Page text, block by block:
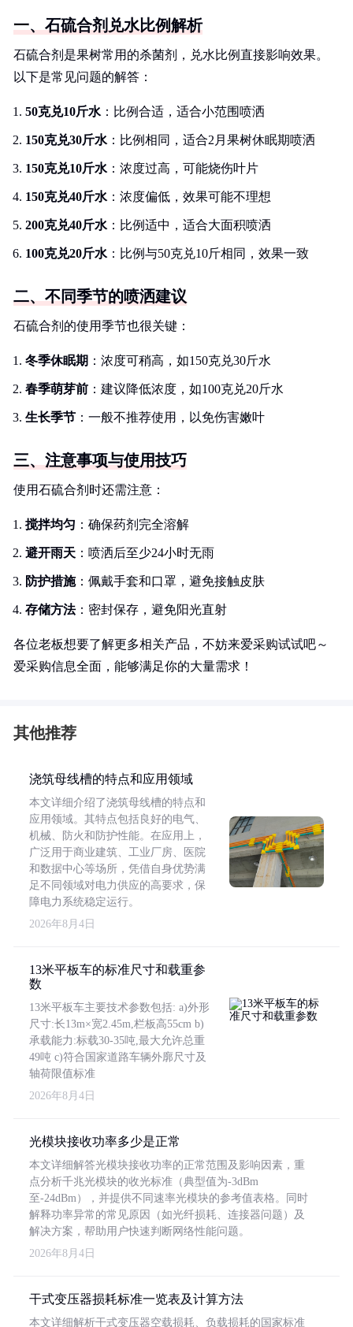
一、石硫合剂兑水比例解析
石硫合剂是果树常用的杀菌剂，兑水比例直接影响效果。
以下是常见问题的解答：
50克兑10斤水 ：比例合适，适合小范围喷洒
150克兑30斤水 ：比例相同，适合2月果树休眠期喷洒
150克兑10斤水 ：浓度过高，可能烧伤叶片
150克兑40斤水 ：浓度偏低，效果可能不理想
200克兑40斤水 ：比例适中，适合大面积喷洒
100克兑20斤水 ：比例与50克兑10斤相同，效果一致
二、不同季节的喷洒建议
石硫合剂的使用季节也很关键：
冬季休眠期 ：浓度可稍高，如150克兑30斤水
春季萌芽前 ：建议降低浓度，如100克兑20斤水
生长季节 ：一般不推荐使用，以免伤害嫩叶
三、注意事项与使用技巧
使用石硫合剂时还需注意：
搅拌均匀 ：确保药剂完全溶解
避开雨天 ：喷洒后至少24小时无雨
防护措施：佩戴手套和口罩，避免接触皮肤
存储方法：密封保存，避免阳光直射
各位老板想要了解更多相关产品，不妨来爱采购试试吧～
爱采购信息全面，能够满足你的大量需求！
其他推荐
浇筑母线槽的特点和应用领域
本文详细介绍了浇筑母线槽的特点和
应用领域。其特点包括良好的电气、
机械、防火和防护性能。在应用上，
广泛用于商业建筑、工业厂房、医院
和数据中心等场所，凭借自身优势满
足不同领域对电力供应的高要求，保
障电力系统稳定运行。
2026年8月4日
13米平板车的标准尺寸和载重参
数
13米平板车主要技术参数包括: a)外形
尺寸:长13m×宽2.45m,栏板高55cm b)
承载能力:标载30-35吨,最大允许总重
49吨 c)符合国家道路车辆外廓尺寸及
轴荷限值标准
2026年8月4日
光模块接收功率多少是正常
本文详细解答光模块接收功率的正常范围及影响因素，重
点分析千兆光模块的收光标准（典型值为-3dBm
至-24dBm），并提供不同速率光模块的参考值表格。同时
解释功率异常的常见原因（如光纤损耗、连接器问题）及
解决方案，帮助用户快速判断网络性能问题。
2026年8月4日
干式变压器损耗标准一览表及计算方法
本文详细解析干式变压器空载损耗、负载损耗的国家标准